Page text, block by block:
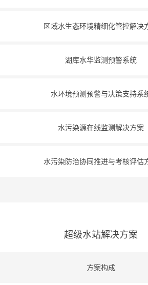
区域水生态环境精细化管控解决
湖库水华监测预警系统
水环境预测预警与决策支持系
水污染源在线监测解决方案
水污染防治协同推进与考核评估
超级水站解决方案
方案构成